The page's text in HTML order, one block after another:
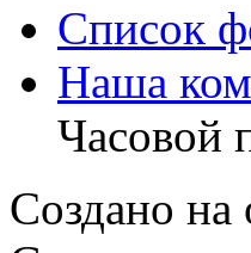
Список
Наша
Часовой
Создано на